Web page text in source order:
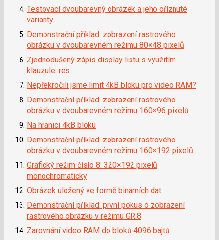
Testovací dvoubarevný obrázek a jeho oříznuté
varianty
Demonstrační příklad: zobrazení rastrového
obrázku v dvoubarevném režimu 80×48 pixelů
Zjednodušený zápis display listu s využitím
klauzule .res
Nepřekročili jsme limit 4kB bloku pro video RAM?
Demonstrační příklad: zobrazení rastrového
obrázku v dvoubarevném režimu 160×96 pixelů
Na hranici 4kB bloku
Demonstrační příklad: zobrazení rastrového
obrázku v dvoubarevném režimu 160×192 pixelů
Grafický režim číslo 8: 320×192 pixelů
monochromaticky
Obrázek uložený ve formě binárních dat
Demonstrační příklad: první pokus o zobrazení
rastrového obrázku v režimu GR.8
Zarovnání video RAM do bloků 4096 bajtů